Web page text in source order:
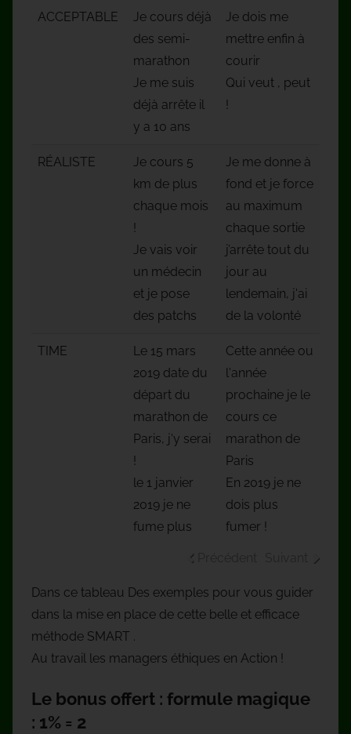
ACCEPTABLE
Je cours déjà
des semi-
marathon
Je me suis
déjà arrête il
y a 10 ans
Je dois me
mettre enfin à
courir
Qui veut , peut
!
RÉALISTE
Je cours 5
km de plus
chaque mois
!
Je vais voir
un médecin
et je pose
des patchs
Je me donne à
fond et je force
au maximum
chaque sortie
j’arrête tout du
jour au
lendemain, j'ai
de la volonté
TIME
Le 15 mars
2019 date du
départ du
marathon de
Paris, j'y serai
!
le 1 janvier
2019 je ne
fume plus
Cette année ou
l'année
prochaine je le
cours ce
marathon de
Paris
En 2019 je ne
dois plus
fumer !
Dans ce tableau Des exemples pour vous guider
dans la mise en place de cette belle et efficace
méthode SMART .
Au travail les managers éthiques en Action !
Le bonus offert : formule magique
: 1% = 2